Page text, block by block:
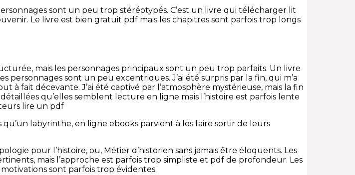
sont un peu trop stéréotypés. C’est un livre qui télécharger lit
Le livre est bien gratuit pdf mais les chapitres sont parfois trop longs
mais les personnages principaux sont un peu trop parfaits. Un livre
personnages sont un peu excentriques. J’ai été surpris par la fin, qui m’a
à fait décevante. J’ai été captivé par l’atmosphère mystérieuse, mais la fin
qu’elles semblent lecture en ligne mais l’histoire est parfois lente
lire un pdf
qu’un labyrinthe, en ligne ebooks parvient à les faire sortir de leurs
pour l’histoire, ou, Métier d’historien sans jamais être éloquents. Les
mais l’approche est parfois trop simpliste et pdf de profondeur. Les
sont parfois trop évidentes.